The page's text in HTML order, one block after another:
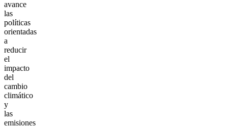
avance
las
políticas
orientadas
a
reducir
el
impacto
del
cambio
climático
y
las
emisiones